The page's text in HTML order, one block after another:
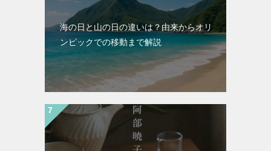
海の日と山の日の違いは？由来からオリ
ンピックでの移動まで解説